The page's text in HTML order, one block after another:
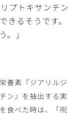
プトキサンチン
きるそうです。
」
養素『ジアリルジ
ン』を抽出する実
食べた時は、「呪